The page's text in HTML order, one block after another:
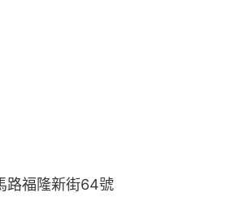
路福隆新街64號